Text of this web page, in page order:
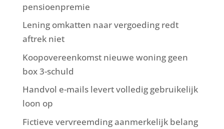
pensioenpremie
Lening omkatten naar vergoeding redt
aftrek niet
Koopovereenkomst nieuwe woning geen
box 3-schuld
Handvol e-mails levert volledig gebruikelijk
loon op
Fictieve vervreemding aanmerkelijk belang